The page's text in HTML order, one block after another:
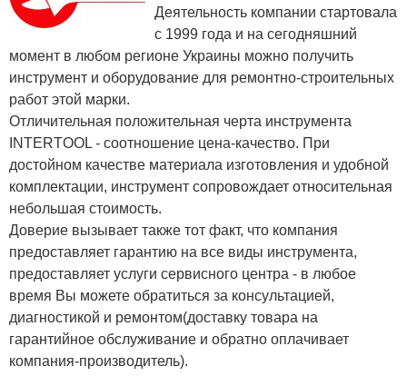
Деятельность компании стартовала
с 1999 года и на сегодняшний
момент в любом регионе Украины можно получить
инструмент и оборудование для ремонтно-строительных
работ этой марки.
Отличительная положительная черта инструмента
INTERTOOL - соотношение цена-качество. При
достойном качестве материала изготовления и удобной
комплектации, инструмент сопровождает относительная
небольшая стоимость.
Доверие вызывает также тот факт, что компания
предоставляет гарантию на все виды инструмента,
предоставляет услуги сервисного центра - в любое
время Вы можете обратиться за консультацией,
диагностикой и ремонтом(доставку товара на
гарантийное обслуживание и обратно оплачивает
компания-производитель).